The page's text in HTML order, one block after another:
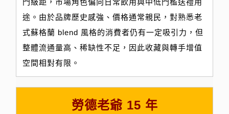
途。由於品牌歷史感強、價格通常親民，對熟悉老
式蘇格蘭 blend 風格的消費者仍有一定吸引力，但
整體流通量高、稀缺性不足，因此收藏與轉手增值
空間相對有限。
勞德老爺 15 年